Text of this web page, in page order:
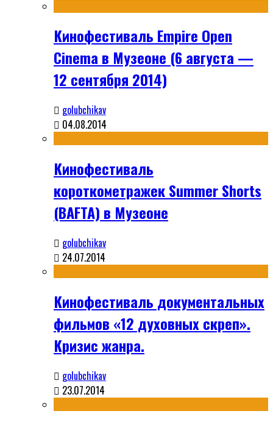
Кинофестиваль Empire Open
Cinema в Музеоне (6 августа —
12 сентября 2014)
golubchikav
04.08.2014
Кинофестиваль
короткометражек Summer Shorts
(BAFTA) в Музеоне
golubchikav
24.07.2014
Кинофестиваль документальных
фильмов «12 духовных скреп».
Кризис жанра.
golubchikav
23.07.2014